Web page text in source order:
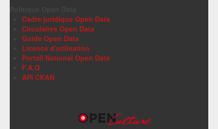
Cadre juridique Open Data
Circulaires Open Data
Guide Open Data
Licence d'utilisation
Portail National Open Data
F.A.Q
API CKAN